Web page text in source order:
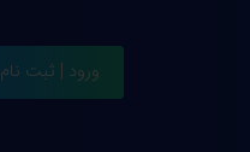
ورود | ثبت نام